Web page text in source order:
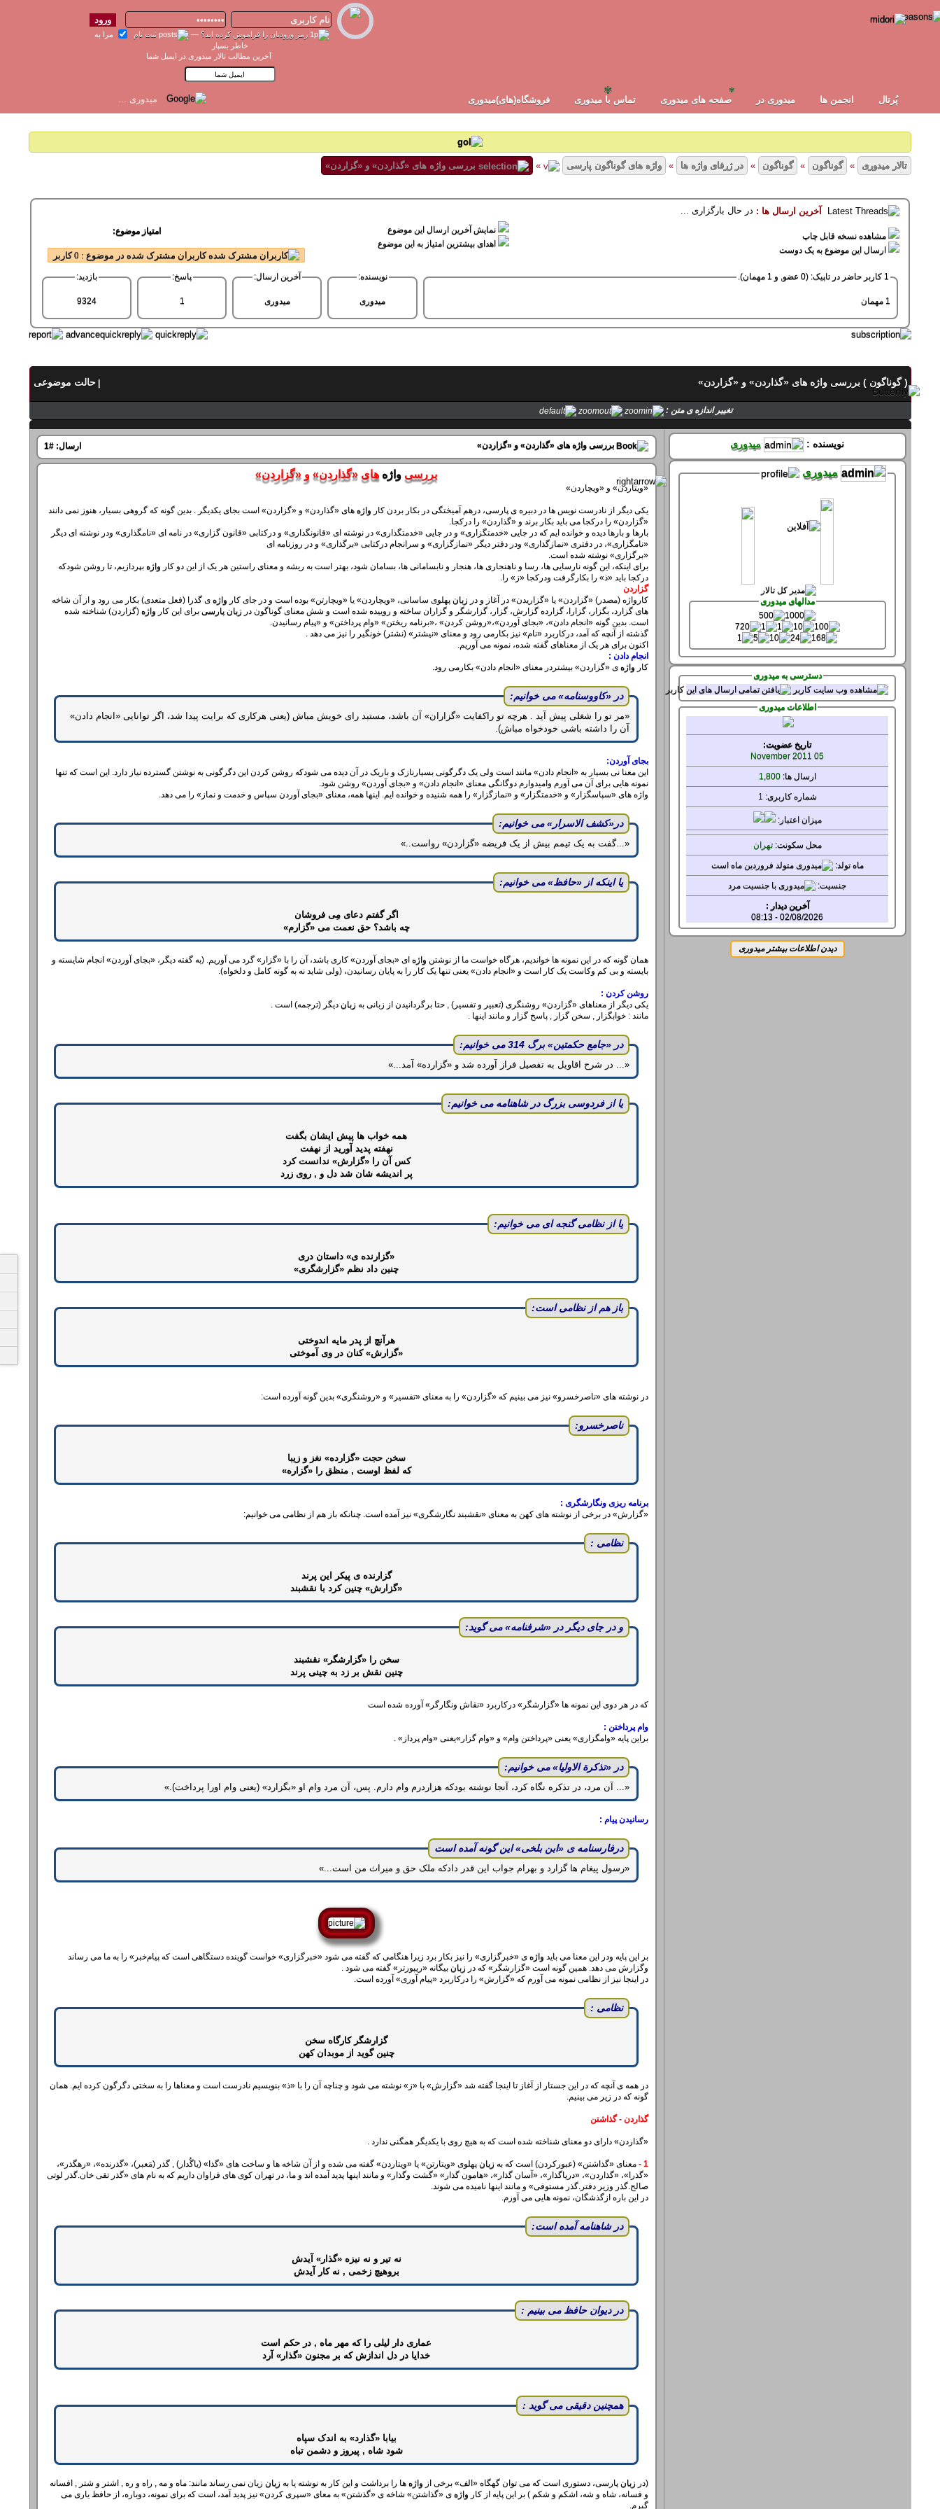
رمز ورودتان را فراموش کرده اید؟ — ثبت نام
مرا به
خاطر بسپار
آخرین مطالب تالار میدوری در ایمیل شما
پُرتال انجمن ها ميدوری در صفحه های میدوری تماس با میدوری فروشگاه(های)میدوری
تالار میدوری » گوناگون » گوناگون » در ژرفای واژه ها » واژه های گوناگون پارسی » بررسی واژه های «گذاردن» و «گزاردن»
آخرین ارسال ها : در حال بارگزاری ...
مشاهده نسخه قابل چاپ
ارسال این موضوع به یک دوست
نمایش آخرین ارسال این موضوع امتیاز موضوع:
اهدای بیشترین امتیاز به این موضوع
کاربران مشترک شده در موضوع : 0 کاربر
1 کاربر حاضر در تاپیک: (0 عضو, و 1 مهمان).
1 مهمان
نویسنده:
میدوری
آخرین ارسال:
میدوری
پاسخ:
1
بازدید:
9324
|حالت موضوعی ( گوناگون ) بررسی واژه های «گذاردن» و «گزاردن»
تغییر اندازه ی متن :
نویسنده : میدوری
میدوری
مدالهای میدوری
دسترسی به میدوری
اطلاعات میدوری
تاریخ عضویت:
05 November 2011
ارسال ها:1,800
شماره کاربری: 1
میزاناعتبار:
محل سکونت:تهران
ماه تولد:
جنسيت:
آخرین دیدار :
02/08/2026 - 08:13
تماس با میدوری
حالت میدوری
صفحه های میدوری
سپاس های میدوری
سپاس کرده 61 بار
سپاس شده 361 بار
ارسال: #1 بررسی واژه های «گذاردن» و «گزاردن»
بررسی واژه های «گذاردن» و «گزاردن»
«ویتاردن» و «ویچاردن»
یکی دیگر از نادرست نویس ها در دبیره ی پارسی، درهم آمیختگی در بکار بردن کار واژه های ‌«گذاردن‌» و «گزاردن» است بجای یکدیگر . بدین گونه که گروهی بسیار، هنوز نمی دانند‌
«گزاردن‌» را درکجا می باید بکار برند و «گذاردن‌» را درکجا.
بارها و بارها دیده و خوانده ایم که در جایی ‌«خدمتگزاری‌» و در جایی ‌«خدمتگذاری‌» در نوشته ای «قانونگداری‌» و درکتابی «قانون گزاری‌» در نامه ای ‌«نامگذاری» ودر نوشته ای دیگر
‌«نامگزاری‌»، در دفتری ‌«نمازگذاری» ودر دفتر دیگر‌ «نمازگزاری» و سرانجام درکتابی «برگذاری» و در روزنامه ای‌
«برگزاری‌» نوشته شده است.
برای اینکه، این گونه نارسایی ها، رسا و ناهنجاری ها، هنجار و نابسامانی ها، بسامان شود، بهتر است به ریشه و معنای راستین هر یک از این دو کار واژه بپردازیم، تا روشن شودکه
درکجا باید «ذ‌» را بکارگرفت ودرکجا «ز‌» را.
گزاردن
کارواژه (مصدر) ‌«گزاردن‌» یا «گزاریدن» در آغاز و در زبان پهلوی ساسانی، ‌«ویچاردن‌» یا «ویچارتن» بوده است و در جای کار واژه ی گذرا (فعل متعدی) بکار می رود و از آن شاخه
های گزارد، بگزار، گزارا، گزارده گزارش، گزار، گزارشگر و گزاران ساخته و روییده شده است و شش معنای گوناگون در زبان پارسی برای این کار واژه (گزاردن) شناخته شده
است. بدین گونه ‌«انجام دادن‌»، «بجای آوردن‌»،‌«روشن کردن» ،‌«برنامه ریختن‌» «وام پرداختن‌» و ‌«پیام رسانیدن.
گذشته از آنچه که آمد، درکاربرد «نام» نیز بکارمی رود و معنای «نیشتر‌» (نشتر) خونگیر را نیز می دهد .
اکنون برای هر یک از معناهای گفته شده، نمونه می آوریم.
انجام دادن :
کار واژه ی ‌«گزاردن‌» بیشتردر معنای «انجام دادن» بکارمی رود.
در ‌«کاووسنامه» می خوانیم:
‌«مر تو را شغلی پیش آید . هرچه تو راکفایت ‌«گزاران‌» آن باشد، مستبد رای خویش مباش‌ (یعنی هرکاری که برایت پیدا شد، اگر توانایی «انجام دادن‌»
آن را داشته باشی خودخواه مباش).
بجای آوردن:
این معنا نی بسیار به «انجام دادن» مانند است ولی یک دگرگونی بسیارنازک و باریک در آن دیده می شودکه روشن کردن این دگرگونی به نوشتن گسترده نیاز دارد. این است که تنها
نمونه هایی برای آن می آورم وامیدوارم دوگانگی معنای ‌«انجام دادن» و «بجای آوردن» روشن شود.
واژه های‌ «سپاسگزا‌ر» و ‌«خدمتگزار‌» و ‌«نمازگزار‌» را همه شنیده و خوانده ایم. اینها همه، معنای ‌«بجای آوردن سپاس و خدمت و نماز» را می دهد.
در«کشف الاسرا‌ر» می خوانیم:
‌«...گفت به یک تیمم بیش از یک فریضه «گزاردن» رواست..‌»
یا اینکه از ‌«حافظ‌» می خوانیم:
اگر گفتم دعای مِی فروشان
چه باشد؟ حق نعمت می «گزارم»
همان گونه که در این نمونه ها خواندیم، هرگاه خواست ما از نوشتن واژه ای «بجای آوردن» کاری باشد، آن را با «گزار» گرد می آوریم. (به گفته دیگر، «بجای آوردن» انجام شایسته و
بایسته و بی کم وکاست یک کار است و ‌«انجام دادن‌» یعنی تنها یک کار را به پایان رسانیدن، (ولی شاید نه به گونه کامل و دلخواه).
روشن کردن :
یکی دیگر از معناهای «گزاردن» روشنگری (تعبیر و تفسیر) , حتا برگردانیدن از زبانی به زبان دیگر (ترجمه) است .
مانند : خوابگزار , سخن گزار , پاسخ گزار و مانند اینها .
در ‌«جامع حکمتین‌» برگ 314 می خوانیم:‌
‌«... در شرح اقاویل به تفصیل فراز آورده شد و ‌«گزارده» آمد...»
یا از فردوسی بزرگ در شاهنامه می خوانیم‌:
همه خواب ها پیش ایشان بگفت
نهفته پدید آورید از نهفت
کس آن را «گزارش» ندانست کرد
پر اندیشه شان شد دل و , روی زرد
یا از نظامی گنجه ای می خوانیم:
«گزارنده ی» داستان دری
چنین داد نظم «گزارشگری»
باز هم از نظامی است:
هرآنچ از پدر مایه اندوختی
«گزارش» کنان در وی آموختی
در نوشته های ‌«ناصرخسرو» نیز می بینیم که «گزاردن» را به معنای ‌«تفسیر‌» و «روشنگری» بدین گونه آورده است:
ناصرخسرو:
سخن حجت «گزارده» نغز و زیبا
که لفظ اوست , منظق را «گزاره»
برنامه ریزی ونگارشگری :
«گزارش» در برخی از نوشته های کهن به معنای‌ «نقشبند نگارشگری» نیز آمده است. چنانکه باز هم از نظامی می خوانیم:
نظامی :
گزارنده ی پیکر این پرند
«گزارش» چنین کرد با نقشبند
و در جای دیگر در «شرفنامه‌» می گوید:
سخن را «گزارشگر» نقشبند
چنین نقش بر زد به چینی پرند
که در هر دوی این نمونه ها «گزارشگر‌» درکاربرد «نقاش ونگارگر‌» آورده شده است
وام پرداختن :
براین پایه «وامگزاری» یعنی «پرداختن وام» و «وام گزار»یعنی «وام پرداز» .
در ‌«تذکرة الاولیا» می خوانیم:
‌«... آن مرد، در تذکره نگاه کرد، آنجا نوشته بودکه هزاردرم وام دارم. پس، آن مرد وام او «بگزارد‌» (یعنی وام اورا پرداخت).»
رسانیدن پیام :
درفارسنامه ی ‌«ابن بلخی» این گونه آمده است
‌«رسول پیغام ها گزارد و بهرام جواب این قدر دادکه ملک حق و میراث من است...»
بر این پایه ودر این معنا می باید واژه ی «خبرگزاری‌» را نیز بکار برد زیرا هنگامی که گفته می شود «خبرگزاری‌» خواست گوینده دستگاهی است که پیام‌خبر‌» را به ما می رساند
وگزارش می دهد. همین گونه است ‌«گزارشگر‌» که در زبان بیگانه‌ «ریپورتر‌» گفته می شود .
در اینجا نیز از نظامی نمونه می آورم که «گزارش» را درکاربرد «پیام آوری‌» آورده است.
نظامی :
گزارشگر کارگاه سخن
چنین گوید از موبدان کهن
در همه ی آنچه که در این جستار از آغاز تا اینجا گفته شد «گزارش‌» با «ز‌» نوشته می شود و چناچه آن را با ‌«ذ» بنویسیم نادرست است و معناها را به سختی دگرگون کرده ایم. همان
گونه که در زیر می بینیم.
گذاردن - گذاشتن
‌«گذاردن‌» دارای دو معنای شناخته شده است که به هیچ روی با یکدیگر همگنی ندارد .
1 - معنای «گذاشتن» (عبورکردن) است که به زبان پهلوی ‌«ویتارتن‌» یا «ویتاردن»‌ گفته می شده و از آن شاخه ها و ساخت های «گذا‌» (یاگُدار) , گذر (مَعبر)، «گذرنده‌»، «رهگذر‌»،
«گذرا‌»، ‌«گذاردن‌»، «دریاگذار‌»، ‌«آسان گذار‌»، ‌«هامون گذار‌» ‌«گشت وگذار» و مانند اینها پدید آمده اند و ما، در تهران کوی های فراوان داریم که به نام های ‌«گذر تقی خان.گذر لوتی
صالح.گذر وزیر دفتر.گذر مستوفی‌» و مانند اینها نامیده می شوند.
در این باره ازگذشگان، نمونه هایی می آورم.
در شاهنامه آمده است:
نه تیر و نه نیزه «گذار» آیدش
بروهیچ زخمی , نه کار آیدش
در دیوان حافظ می بینیم :
عماری دار لیلی را که مهر ماه , در حکم است
خدایا در دل اندازش که بر مجنون «گذار» آرد
همچنین دقیقی می گوید :
بیابا «گذارد» به اندک سپاه
شود شاه , پیروز و دشمن تباه
(در زبان پارسی، دستوری است که می توان گهگاه‌ «الف» برخی از واژه ها را برداشت و این کار به نوشته یا به زبان زیان نمی رساند مانند: ماه و مه , راه و ره , اشتر و شتر , افسانه
و فسانه، شاه و شه، اشکم و شکم ) بر این پایه از کار واژه ی «گذاشتن» شاخه ی «گذ‌شتن» به معای «سپری کردن‌» نیز پدید آمد، است که برای نمونه، دوباره، از حافظ یاری می
گیرم.
✾
✾